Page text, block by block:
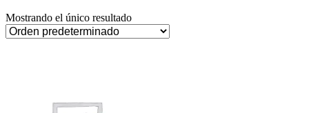
Mostrando el único resultado